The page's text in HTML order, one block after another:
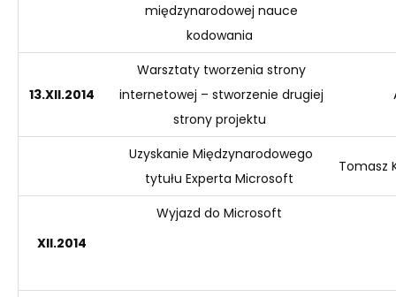
międzynarodowej nauce
kodowania
13.XII.2014
Warsztaty tworzenia strony
internetowej – stworzenie drugiej
strony projektu
Uzyskanie Międzynarodowego
tytułu Experta Microsoft
Tomasz
XII.2014
Wyjazd do Microsoft